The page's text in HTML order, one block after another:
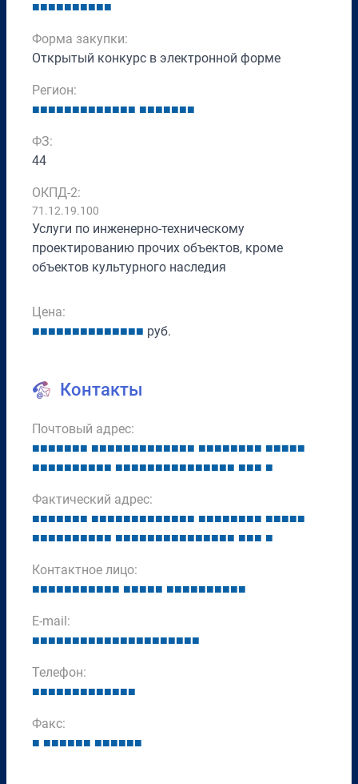
■■■■■■■■■■
Форма закупки:
Открытый конкурс в электронной форме
Регион:
■■■■■■■■■■■■■ ■■■■■■■
ФЗ:
44
ОКПД-2:
71.12.19.100
Услуги по инженерно-техническому
проектированию прочих объектов, кроме
объектов культурного наследия
Цена:
■■■■■■■■■■■■■■ руб.
Контакты
Почтовый адрес:
■■■■■■■ ■■■■■■■■■■■■■ ■■■■■■■■ ■■■■■
■■■■■■■■■■ ■■■■■■■■■■■■■■■ ■■■ ■
Фактический адрес:
■■■■■■■ ■■■■■■■■■■■■■ ■■■■■■■■ ■■■■■
■■■■■■■■■■ ■■■■■■■■■■■■■■■ ■■■ ■
Контактное лицо:
■■■■■■■■■■■ ■■■■■ ■■■■■■■■■■
E-mail:
■■■■■■■■■■■■■■■■■■■■■
Телефон:
■■■■■■■■■■■■■
Факс:
■ ■■■■■■ ■■■■■■